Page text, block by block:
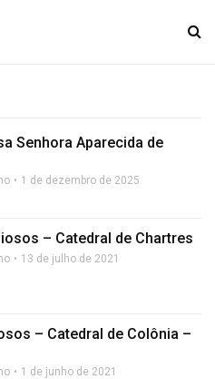
Senhora Aparecida de
1 de dezembro de 2025
– Catedral de Chartres
13 de julho de 2021
– Catedral de Colônia –
1 de junho de 2021